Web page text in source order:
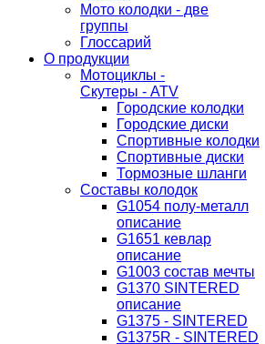
Мото колодки - две
группы
Глоссарий
О продукции
Мотоциклы -
Скутеры - ATV
Городские колодки
Городские диски
Спортивные колодки
Спортивные диски
Тормозные шланги
Составы колодок
G1054 полу-металл
описание
G1651 кевлар
описание
G1003 состав мечты
G1370 SINTERED
описание
G1375 - SINTERED
G1375R - SINTERED